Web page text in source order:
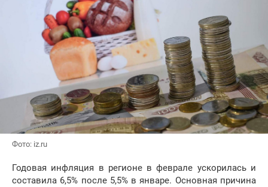
Фото: iz.ru
Годовая инфляция в регионе в феврале ускорилась и
составила 6,5% после 5,5% в январе. Основная причина